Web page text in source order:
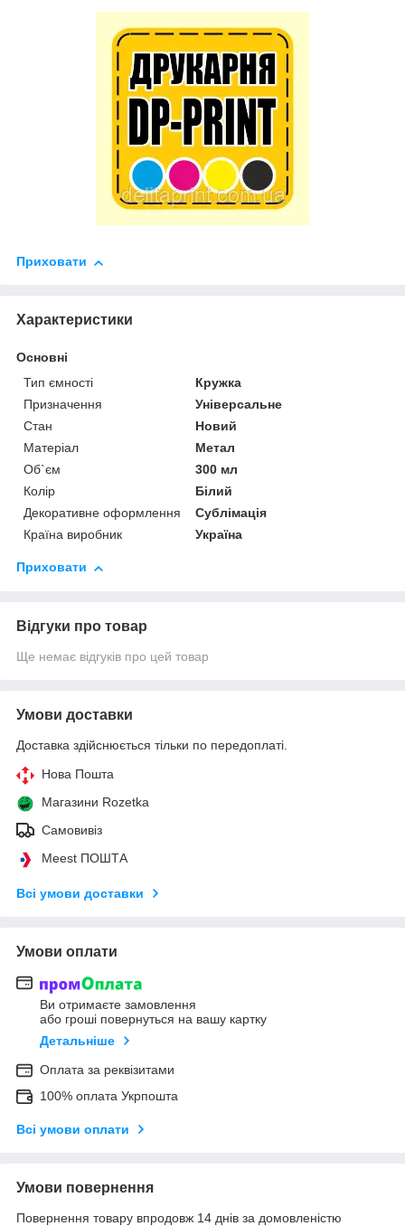
Приховати
Характеристики
Основні
Тип ємності
Кружка
Призначення
Універсальне
Стан
Новий
Матеріал
Метал
Об`єм
300 мл
Колір
Білий
Декоративне оформлення
Сублімація
Країна виробник
Україна
Приховати
Відгуки про товар
Ще немає відгуків про цей товар
Умови доставки
Доставка здійснюється тільки по передоплаті.
Нова Пошта
Магазини Rozetka
Самовивіз
Meest ПОШТА
Всі умови доставки
Умови оплати
Ви отримаєте замовлення
або гроші повернуться на вашу картку
Детальніше
Оплата за реквізитами
100% оплата Укрпошта
Всі умови оплати
Умови повернення
Повернення товару впродовж 14 днів за домовленістю